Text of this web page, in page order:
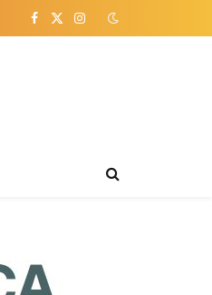
Facebook
X
Instagram